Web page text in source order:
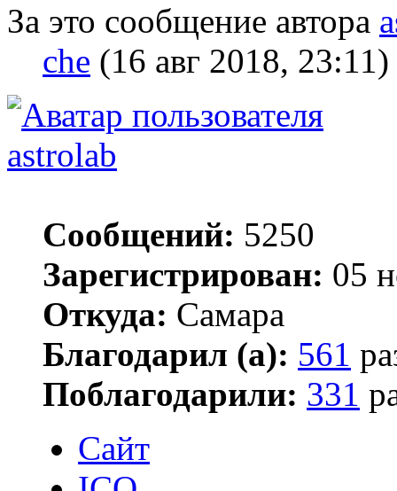
За это сообщение автора
che (16 авг 2018, 23:11)
astrolab
Сообщений: 5250
Зарегистрирован: 05
Откуда: Самара
Благодарил (а): 561
Поблагодарили: 331
Сайт